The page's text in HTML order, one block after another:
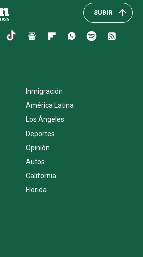
SUBIR
Inmigración
América Latina
Los Ángeles
Deportes
Opinión
Autos
California
Florida